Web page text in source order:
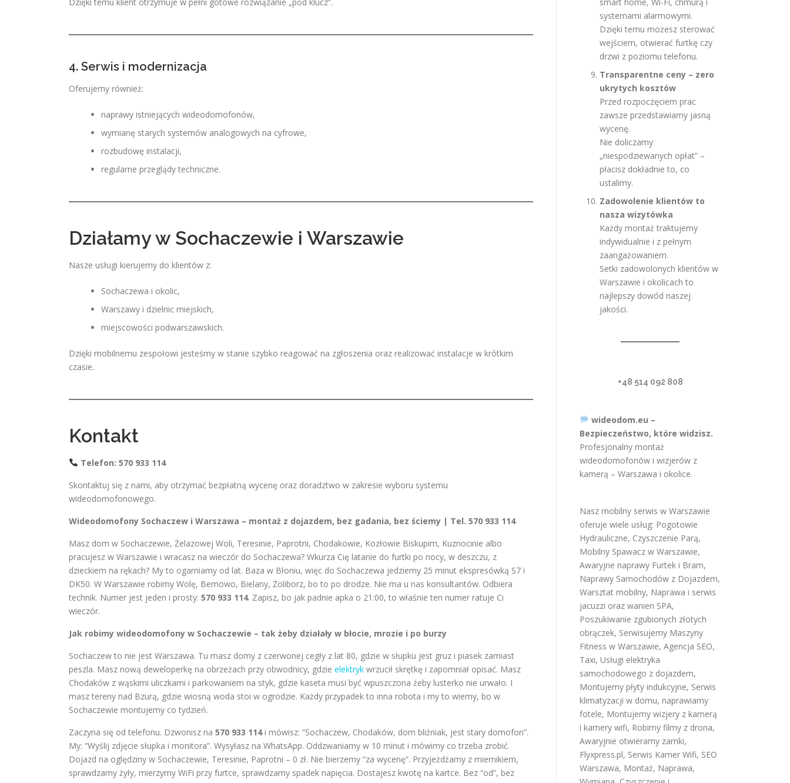
4. Serwis i modernizacja
Oferujemy również:
naprawy istniejących wideodomofonów,
wymianę starych systemów analogowych na cyfrowe,
rozbudowę instalacji,
regularne przeglądy techniczne.
Działamy w Sochaczewie i Warszawie
Nasze usługi kierujemy do klientów z:
Sochaczewa i okolic,
Warszawy i dzielnic miejskich,
miejscowości podwarszawskich.
Dzięki mobilnemu zespołowi jesteśmy w stanie szybko reagować na zgłoszenia oraz realizować instalacje w krótkim
czasie.
Kontakt
Telefon: 570 933 114
Skontaktuj się z nami, aby otrzymać bezpłatną wycenę oraz doradztwo w zakresie wyboru systemu
wideodomofonowego.
Wideodomofony Sochaczew i Warszawa – montaż z dojazdem, bez gadania, bez ściemy | Tel. 570 933 114
Masz dom w Sochaczewie, Żelazowej Woli, Teresinie, Paprotni, Chodakowie, Kozłowie Biskupim, Kuznocinie albo
pracujesz w Warszawie i wracasz na wieczór do Sochaczewa? Wkurza Cię latanie do furtki po nocy, w deszczu, z
dzieckiem na rękach? My to ogarniamy od lat. Baza w Błoniu, więc do Sochaczewa jedziemy 25 minut ekspresówką S7 i
DK50. W Warszawie robimy Wolę, Bemowo, Bielany, Żoliborz, bo to po drodze. Nie ma u nas konsultantów. Odbiera
technik. Numer jest jeden i prosty: 570 933 114. Zapisz, bo jak padnie apka o 21:00, to właśnie ten numer ratuje Ci
wieczór.
Jak robimy wideodomofony w Sochaczewie – tak żeby działały w błocie, mrozie i po burzy
Sochaczew to nie jest Warszawa. Tu masz domy z czerwonej cegły z lat 80, gdzie w słupku jest gruz i piasek zamiast
peszla. Masz nową deweloperkę na obrzeżach przy obwodnicy, gdzie elektryk wrzucił skrętkę i zapomniał opisać. Masz
Chodaków z wąskimi uliczkami i parkowaniem na styk, gdzie kaseta musi być wpuszczona żeby lusterko nie urwało. I
masz tereny nad Bzurą, gdzie wiosną woda stoi w ogrodzie. Każdy przypadek to inna robota i my to wiemy, bo w
Sochaczewie montujemy co tydzień.
Zaczyna się od telefonu. Dzwonisz na 570 933 114i mówisz: “Sochaczew, Chodaków, dom bliźniak, jest stary domofon”.
My: “Wyślij zdjęcie słupka i monitora”. Wysyłasz na WhatsApp. Oddzwaniamy w 10 minut i mówimy co trzeba zrobić.
Dojazd na oględziny w Sochaczewie, Teresinie, Paprotni – 0 zł. Nie bierzemy “za wycenę”. Przyjeżdżamy z miernikiem,
sprawdzamy żyły, mierzymy WiFi przy furtce, sprawdzamy spadek napięcia. Dostajesz kwotę na kartce. Bez “od”, bez
systemami alarmowymi.
Dzięki temu możesz sterować
wejściem, otwierać furtkę czy
drzwi z poziomu telefonu.
Transparentne ceny – zero
ukrytych kosztów
Przed rozpoczęciem prac
zawsze przedstawiamy jasną
wycenę.
Nie doliczamy
„niespodziewanych opłat” –
płacisz dokładnie to, co
ustalimy.
Zadowolenie klientów to
nasza wizytówka
Każdy montaż traktujemy
indywidualnie i z pełnym
zaangażowaniem.
Setki zadowolonych klientów w
Warszawie i okolicach to
najlepszy dowód naszej
jakości.
+48 514 092 808
wideodom.eu –
Bezpieczeństwo, które widzisz.
Profesjonalny montaż
wideodomofonów i wizjerów z
kamerą – Warszawa i okolice.
Nasz mobilny serwis w Warszawie
oferuje wiele usług: Pogotowie
Hydrauliczne, Czyszczenie Parą,
Mobilny Spawacz w Warszawie,
Awaryjne naprawy Furtek i Bram,
Naprawy Samochodów z Dojazdem,
Warsztat mobilny, Naprawa i serwis
jacuzzi oraz wanien SPA,
Poszukiwanie zgubionych złotych
obrączek, Serwisujemy Maszyny
Fitness w Warszawie, Agencja SEO,
Taxi, Usługi elektryka
samochodowego z dojazdem,
Montujemy płyty indukcyjne, Serwis
klimatyzacji w domu, naprawiamy
fotele, Montujemy wizjery z kamerą
i kamery wifi, Robimy filmy z drona,
Awaryjnie otwieramy zamki,
Flyxpress.pl, Serwis Kamer Wifi, SEO
Warszawa, Montaż, Naprawa,